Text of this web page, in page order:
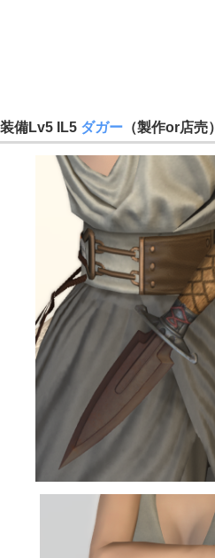
装備Lv5 IL5 ダガー （製作or店売）